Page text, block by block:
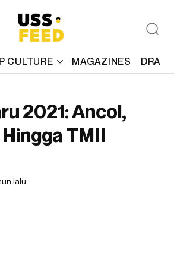
CULTURE MAGAZINES
2021: Ancol,
TMII
lalu